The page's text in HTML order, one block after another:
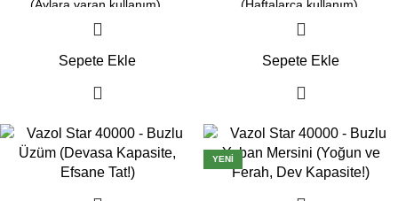
(Aylara varan kullanım).
Likit ve Şarj göstergeli
akıllı dijital ekran.
Dual Mesh Coil ile
pürüzsüz buhar.
Şarj:Type-C Hızlı Şarj desteği.
Durum:Orijinal Kapalı Kutu, Aynı
Gün Kargo İmkanı.
Sepete Ekle
(Haftalarca kullanım).
Likit ve Şarj göstergeli
akıllı dijital ekran.
Dual Mesh Coil ile
yoğun meyve lezzeti.
Şarj:Type-C Hızlı Şarj desteği.
Durum:Orijinal Kapalı Kutu, Aynı
Gün Kargo İmkanı.
Sepete Ekle
-6%
-6%
YENI